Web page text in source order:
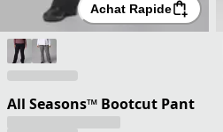
Achat Rapide
All Seasons™ Bootcut Pant